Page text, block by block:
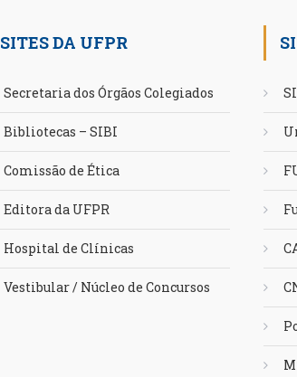
SITES DA UFPR
Secretaria dos Órgãos Colegiados
Bibliotecas – SIBI
Comissão de Ética
Editora da UFPR
Hospital de Clínicas
Vestibular / Núcleo de Concursos